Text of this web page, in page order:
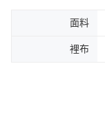
面料
裡布